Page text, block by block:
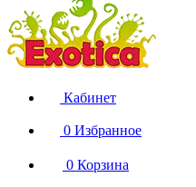
Кабинет
0 Избранное
0 Корзина